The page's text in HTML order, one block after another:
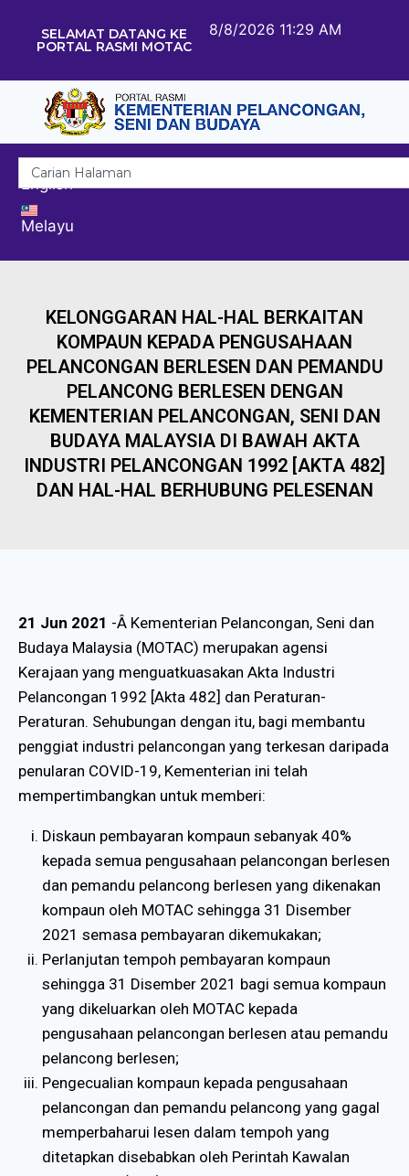
SELAMAT DATANG KE
PORTAL RASMI MOTAC
8/8/2026 11:29 AM
English
Melayu
KELONGGARAN HAL-HAL BERKAITAN
KOMPAUN KEPADA PENGUSAHAAN
PELANCONGAN BERLESEN DAN PEMANDU
PELANCONG BERLESEN DENGAN
KEMENTERIAN PELANCONGAN, SENI DAN
BUDAYA MALAYSIA DI BAWAH AKTA
INDUSTRI PELANCONGAN 1992 [AKTA 482]
DAN HAL-HAL BERHUBUNG PELESENAN
21 Jun 2021 -Â Kementerian Pelancongan, Seni dan
Budaya Malaysia (MOTAC) merupakan agensi
Kerajaan yang menguatkuasakan Akta Industri
Pelancongan 1992 [Akta 482] dan Peraturan-
Peraturan. Sehubungan dengan itu, bagi membantu
penggiat industri pelancongan yang terkesan daripada
penularan COVID-19, Kementerian ini telah
mempertimbangkan untuk memberi:
Diskaun pembayaran kompaun sebanyak 40%
kepada semua pengusahaan pelancongan berlesen
dan pemandu pelancong berlesen yang dikenakan
kompaun oleh MOTAC sehingga 31 Disember
2021 semasa pembayaran dikemukakan;
Perlanjutan tempoh pembayaran kompaun
sehingga 31 Disember 2021 bagi semua kompaun
yang dikeluarkan oleh MOTAC kepada
pengusahaan pelancongan berlesen atau pemandu
pelancong berlesen;
Pengecualian kompaun kepada pengusahaan
pelancongan dan pemandu pelancong yang gagal
memperbaharui lesen dalam tempoh yang
ditetapkan disebabkan oleh Perintah Kawalan